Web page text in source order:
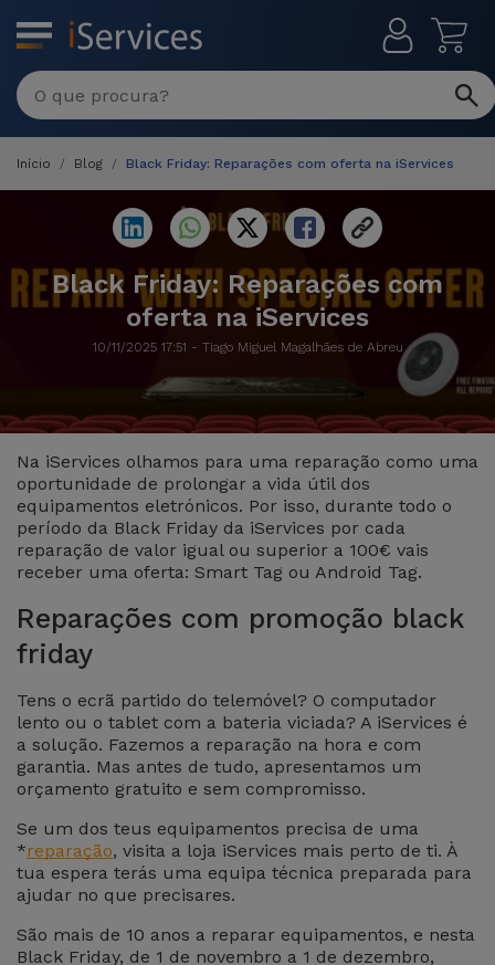
MENU
Reparações
Multimarca
Por
/ iMac
Watch
Samsung
Huawei
Oppo
OnePlus
Google
Dyson
TCL
Recondicionados
Recondicionados
iPads
Apple Watch
Recondicionados
Recondicionados
Recondicionados
Consolas
Recondicionadas
Ver
tudo
Drones
Cabos
Adaptadores
Películas
Powerbanks
Carregadores
Auriculares
e Colunas
Smartwatches
e Braceletes
Promoções
Retomas
Início Blog Black Friday: Reparações com oferta na iServices
Black Friday: Reparações com
oferta na iServices
10/11/2025 17:51 - Tiago Miguel Magalhães de Abreu
Na iServices olhamos para uma reparação como uma
oportunidade de prolongar a vida útil dos
equipamentos eletrónicos. Por isso, durante todo o
período da Black Friday da iServices por cada
reparação de valor igual ou superior a 100€ vais
receber uma oferta: Smart Tag ou Android Tag.
Reparações com promoção black
friday
Tens o ecrã partido do telemóvel? O computador
lento ou o tablet com a bateria viciada? A iServices é
a solução. Fazemos a reparação na hora e com
garantia. Mas antes de tudo, apresentamos um
orçamento gratuito e sem compromisso.
Se um dos teus equipamentos precisa de uma
*reparação, visita a loja iServices mais perto de ti. À
tua espera terás uma equipa técnica preparada para
ajudar no que precisares.
São mais de 10 anos a reparar equipamentos, e nesta
Black Friday, de 1 de novembro a 1 de dezembro,